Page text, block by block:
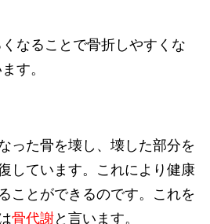
なることで骨折しやすくな
す。
った骨を壊し、壊した部分を
しています。これにより健康
ことができるのです。これを
骨代謝と言います。